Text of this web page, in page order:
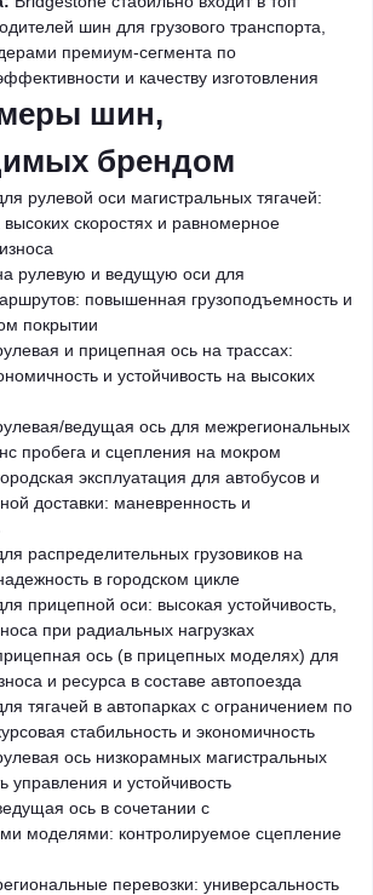
шин для грузового транспорта,
премиум-сегмента по
и качеству изготовления
шин,
брендом
рулевой оси магистральных тягачей:
высоких скоростях и равномерное
рулевую и ведущую оси для
повышенная грузоподъемность и
покрытии
и прицепная ось на трассах:
и устойчивость на высоких
ведущая ось для межрегиональных
пробега и сцепления на мокром
эксплуатация для автобусов и
доставки: маневренность и
распределительных грузовиков на
в городском цикле
прицепной оси: высокая устойчивость,
при радиальных нагрузках
ось (в прицепных моделях) для
и ресурса в составе автопоезда
тягачей в автопарках с ограничением по
стабильность и экономичность
ось низкорамных магистральных
управления и устойчивость
ось в сочетании с
моделями: контролируемое сцепление
перевозки: универсальность